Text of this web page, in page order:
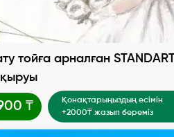
тойға арналған
₸
Қонақтарыңыздың есімін
+2000₸ жазып береміз